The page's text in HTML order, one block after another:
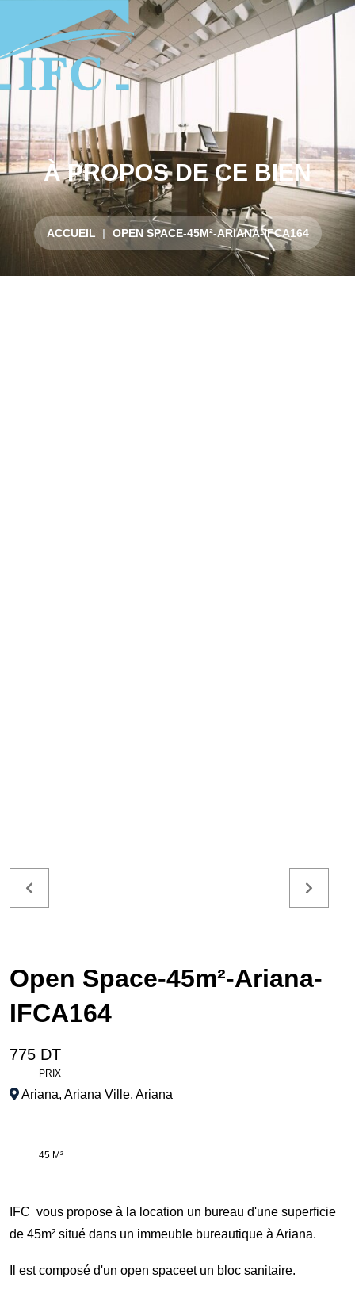
À PROPOS DE CE BIEN
ACCUEIL OPEN SPACE-45M²-ARIANA-IFCA164
Open Space-45m²-Ariana-
IFCA164
775 DT
PRIX
Ariana, Ariana Ville, Ariana
45 M²
IFC vous propose à la location un bureau d'une superficie
de 45m² situé dans un immeuble bureautique à Ariana.
Il est composé d'un open spaceet un bloc sanitaire.